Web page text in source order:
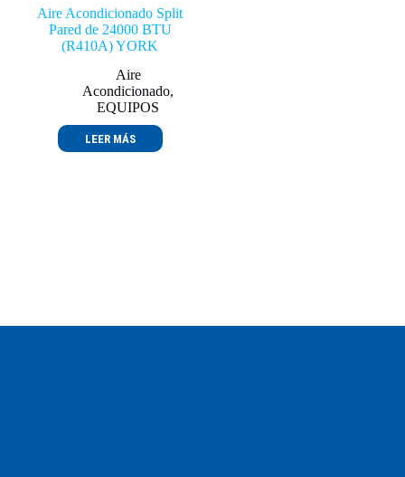
Aire Acondicionado Split
Pared de 24000 BTU
(R410A) YORK
Aire
Acondicionado,
EQUIPOS
LEER MÁS